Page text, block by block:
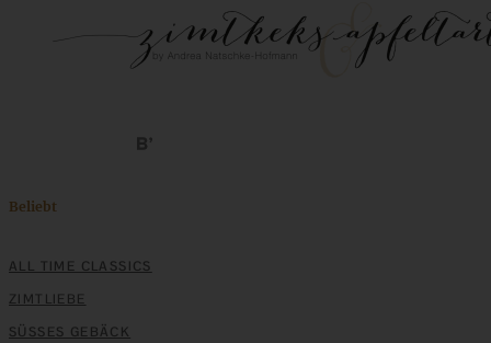
Beliebt
ALL TIME CLASSICS
ZIMTLIEBE
SÜSSES GEBÄCK